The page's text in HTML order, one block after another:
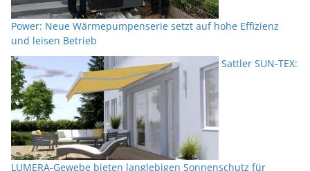
Power: Neue Wärmepumpenserie setzt auf hohe Effizienz
und leisen Betrieb
Sattler SUN-TEX:
LUMERA-Gewebe bieten langlebigen Sonnenschutz für